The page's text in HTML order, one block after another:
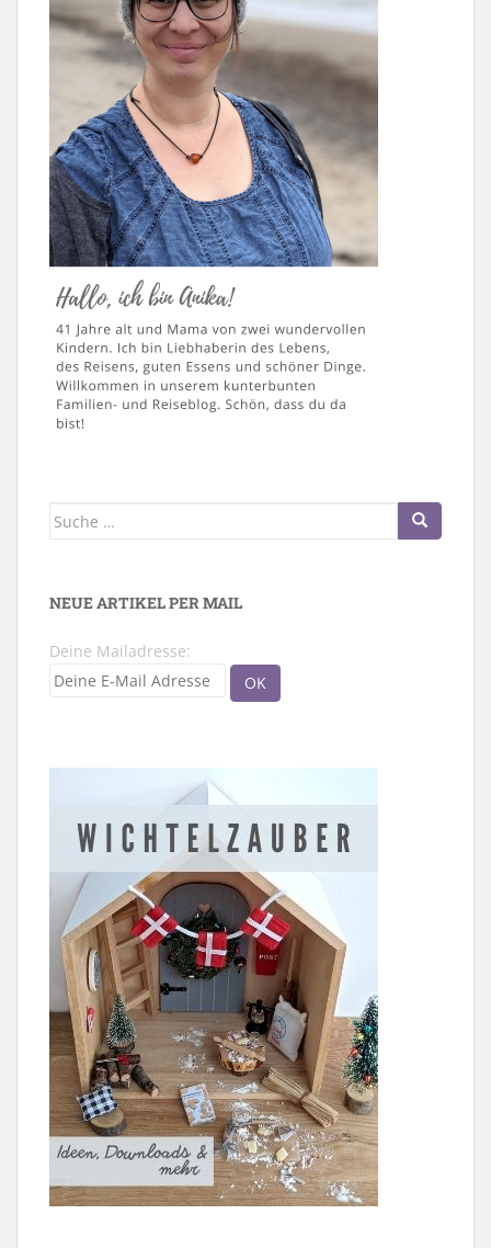
Suche
NEUE ARTIKEL PER MAIL
Deine Mailadresse: